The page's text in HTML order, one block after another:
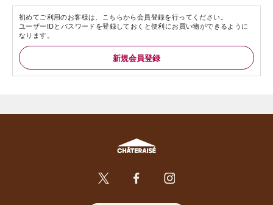
初めてご利用のお客様は、こちらから会員登録を行ってください。
ユーザーIDとパスワードを登録しておくと便利にお買い物ができるように
なります。